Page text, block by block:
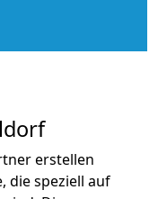
erstellen
die speziell auf